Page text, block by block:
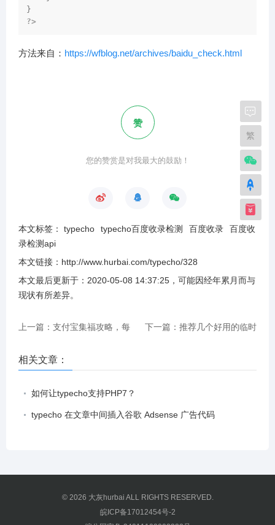
?>
方法来自： https://wfblog.net/archives/baidu_check.html
赞
您的赞赏是对我最大的鼓励！
本文标签： typecho typecho百度收录检测 百度收录
百度收
录检测api
本文链接： http://www.hurbai.com/typecho/328
本文最后更新于： 2020-05-08 14:37:25 ，可能因经年累月而与
现状有所差异。
上一篇：支付宝集福攻略，每 下一篇：推荐几个好用的临时
相关文章：
如何让typecho支持PHP7？
typecho 在文章中间插入谷歌 Adsense 广告代码
© 2026 大灰hurbai ALL RIGHTS RESERVED.
皖ICP备17012454号-2
繁